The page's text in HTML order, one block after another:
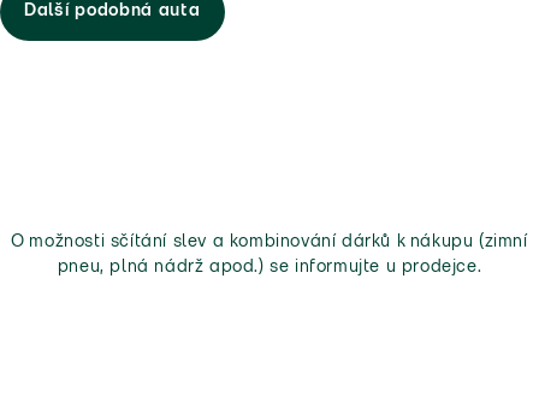
Další podobná auta
O možnosti sčítání slev a kombinování dárků k nákupu (zimní
pneu, plná nádrž apod.) se informujte u prodejce.